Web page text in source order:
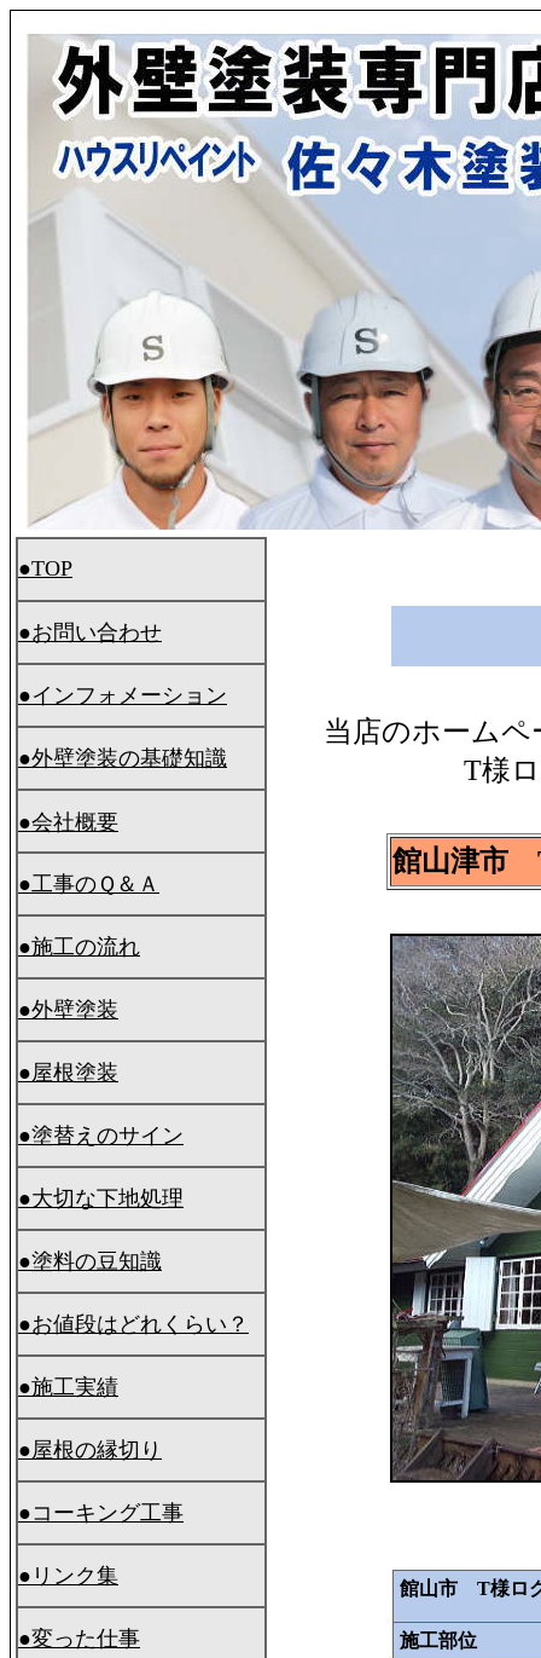
●TOP
●お問い合わせ
●インフォメーション
●外壁塗装の基礎知識
●会社概要
●工事のＱ＆Ａ
●施工の流れ
●外壁塗装
●屋根塗装
●塗替えのサイン
●大切な下地処理
●塗料の豆知識
●お値段はどれくらい？
●施工実績
●屋根の縁切り
●コーキング工事
●リンク集
●変った仕事
当店のホーム
T様
館山津市
館山市 T様ロ
施工部位